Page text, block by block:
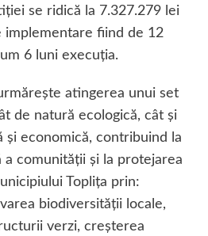
se ridică la 7.327.279 lei
implementare fiind de 12
6 luni execuţia.
atingerea unui set
de natură ecologică, cât şi
şi economică, contribuind la
a comunităţii şi la protejarea
Topliţa prin:
biodiversităţii locale,
verzi, creşterea